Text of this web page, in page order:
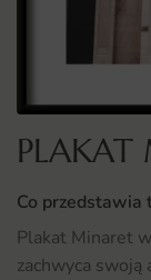
Co
Plakat Minaret
zachwyca